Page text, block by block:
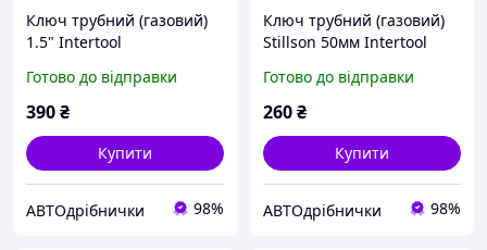
Ключ трубний (газовий)
1.5" Intertool
Готово до відправки
390₴
Купити
АВТОдрібнички 98%
Ключ трубний (газовий)
Stillson 50мм Intertool
Готово до відправки
260₴
Купити
АВТОдрібнички 98%